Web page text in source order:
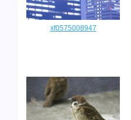
xf0575008947